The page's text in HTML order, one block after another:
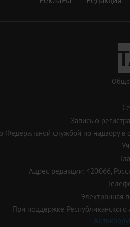
Запись о
Федеральной службой по надзору
Адрес редакции: 420066,
Электронная
При поддержке